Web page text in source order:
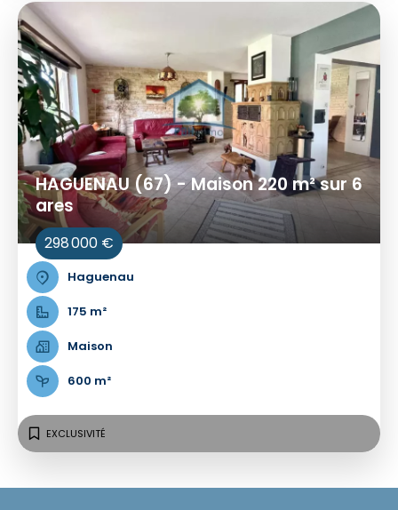
HAGUENAU (67) - Maison 220 m² sur 6
ares
298 000 €
Haguenau
175 m²
Maison
600 m²
EXCLUSIVITÉ